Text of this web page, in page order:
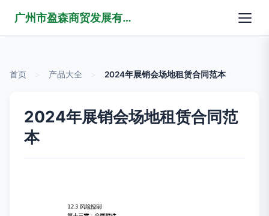
广州市盈森商贸发展有限公司
首页 产品大全 2024年展销会场地租赁合同范本
2024年展销会场地租赁合同范
本